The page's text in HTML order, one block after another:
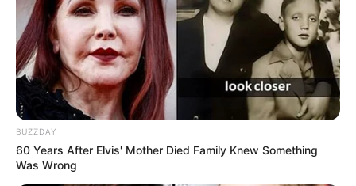
BUZZDAY
60 Years After Elvis' Mother Died Family Knew Something
Was Wrong